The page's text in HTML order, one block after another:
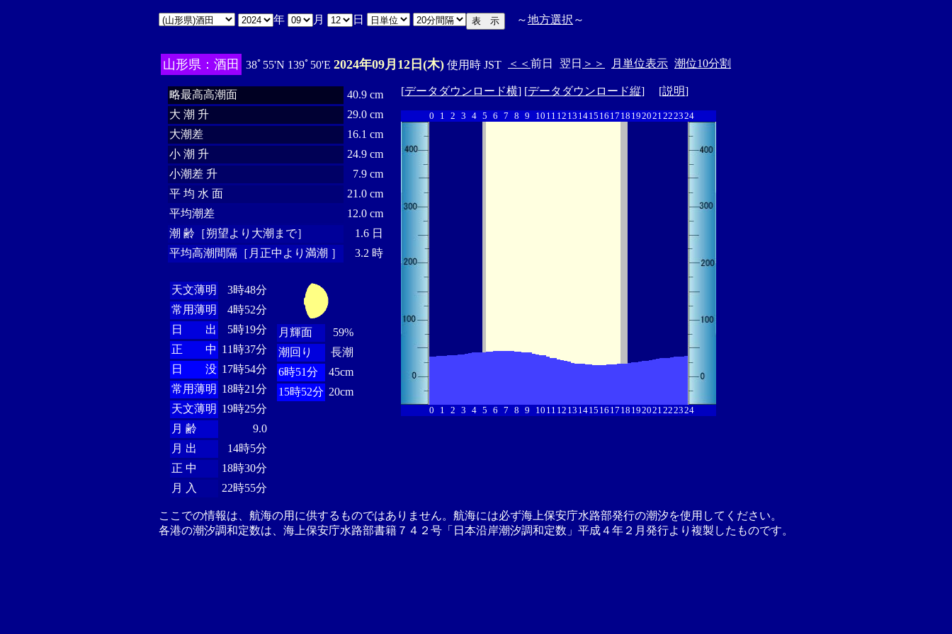
年 月 日 ～地方選択 ～
山形県：酒田 38ﾟ55'N 139ﾟ50'E 2024年09月12日(木) 使用時 JST ＜＜ 前日 翌日 ＞＞ 月単位表示 潮位10分割
略最高高潮面
40.9 cm
大 潮 升
29.0 cm
大潮差
16.1 cm
小 潮 升
24.9 cm
小潮差 升
7.9 cm
平 均 水 面
21.0 cm
平均潮差
12.0 cm
潮 齢［朔望より大潮まで］
1.6 日
平均高潮間隔［月正中より満潮 ］
3.2 時
天文薄明
3時48分
常用薄明
4時52分
日 出
5時19分
正 中 11時37分
日 没 17時54分
常用薄明 18時21分
天文薄明 19時25分
月 齢
9.0
月 出
14時5分
正 中
18時30分
月 入
22時55分
月輝面
59%
潮回り
長潮
6時51分
45cm
15時52分 20cm
[データダウンロード横] [データダウンロード縦] [説明]
0 1 2 3 4 5 6 7 8 9 10 11 12 13 1415 16 17 18 192021222324
0 1 2 3 4 5 6 7 8 9 10 11 12 13 1415 16 17 18 192021222324
ここでの情報は、航海の用に供するものではありません。航海には必ず海上保安庁水路部発行の潮汐を使用してください。
各港の潮汐調和定数は、海上保安庁水路部書籍７４２号「日本沿岸潮汐調和定数」平成４年２月発行より複製したものです。